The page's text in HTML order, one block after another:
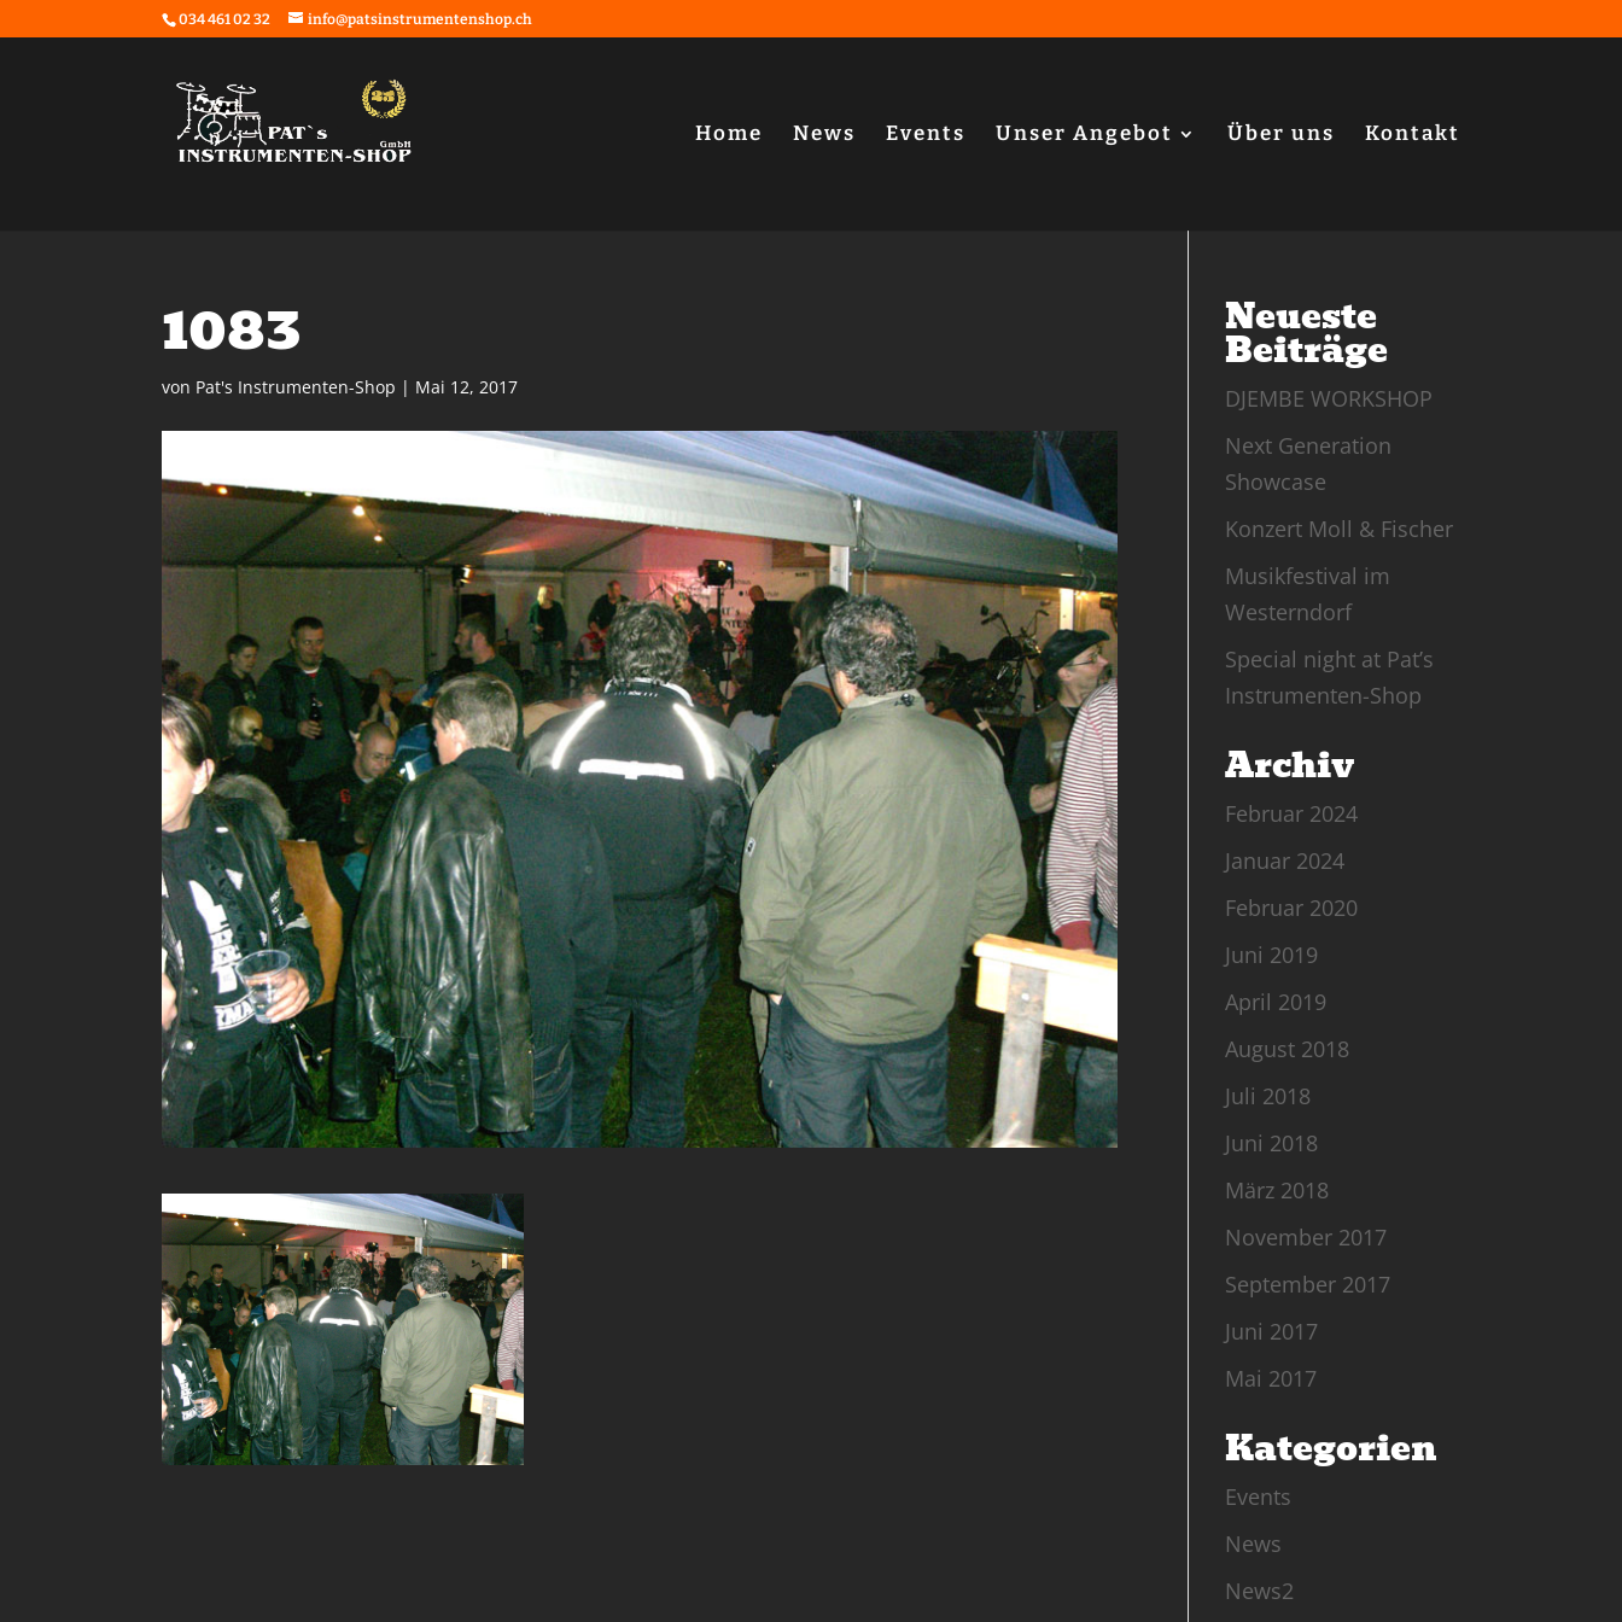
034 461 02 32 info@patsinstrumentenshop.ch
Home News Events Unser Angebot Über uns Kontakt
1083
von Pat's Instrumenten-Shop | Mai 12, 2017
Neueste
Beiträge
DJEMBE WORKSHOP
Next Generation
Showcase
Konzert Moll & Fischer
Musikfestival im
Westerndorf
Special night at Pat’s
Instrumenten-Shop
Archiv
Februar 2024
Januar 2024
Februar 2020
Juni 2019
April 2019
August 2018
Juli 2018
Juni 2018
März 2018
November 2017
September 2017
Juni 2017
Mai 2017
Kategorien
Events
News
News2